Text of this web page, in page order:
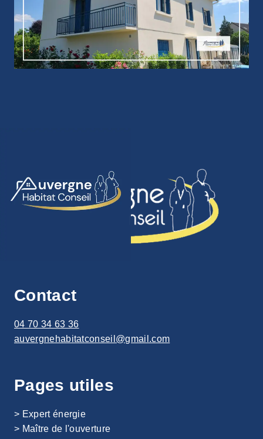
Contact
04 70 34 63 36
auvergnehabitatconseil@gmail.com
Pages utiles
> Expert énergie
> Maître de l'ouverture